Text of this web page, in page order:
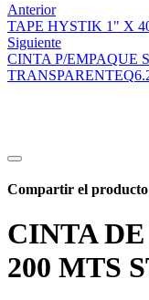
Anterior
TAPE HYSTIK 1" X
Siguiente
CINTA P/EMPAQUE
TRANSPARENTEQ
Compartir el
CINTA
200 MTS